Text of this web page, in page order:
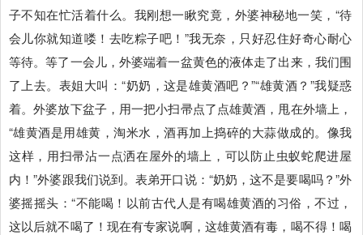
子不知在忙活着什么。我刚想一瞅究竟，外婆神秘地一笑，“待
会儿你就知道喽！去吃粽子吧！”我无奈，只好忍住好奇心耐心
等待。等了一会儿，外婆端着一盆黄色的液体走了出来，我们围
了上去。表姐大叫：“奶奶，这是雄黄酒吧？”“雄黄酒？”我疑惑
着。外婆放下盆子，用一把小扫帚点了点雄黄酒，甩在外墙上，
“雄黄酒是用雄黄，淘米水，酒再加上捣碎的大蒜做成的。像我
这样，用扫帚沾一点洒在屋外的墙上，可以防止虫蚁蛇爬进屋
内！”外婆跟我们说到。表弟开口说：“奶奶，这不是要喝吗？”外
婆摇摇头：“不能喝！以前古代人是有喝雄黄酒的习俗，不过，
这以后就不喝了！现在有专家说啊，这雄黄酒有毒，喝不得！喝